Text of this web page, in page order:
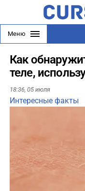
Меню
Как
теле,
18:36, 05 июля
Интересные факты